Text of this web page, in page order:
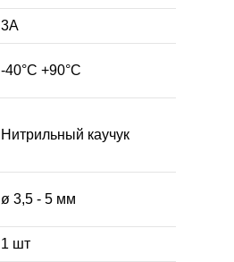
3А
-40°C +90°C
Нитрильный каучук
ø 3,5 - 5 мм
1 шт